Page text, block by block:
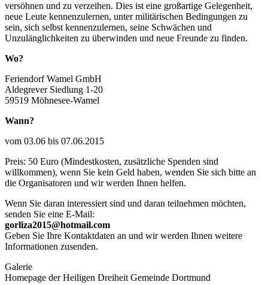
versöhnen und zu verzeihen. Dies ist eine großartige Gelegenheit,
neue Leute kennenzulernen, unter militärischen Bedingungen zu
sein, sich selbst kennenzulernen, seine Schwächen und
Unzulänglichkeiten zu überwinden und neue Freunde zu finden.
Wo?
Feriendorf Wamel GmbH
Aldegrever Siedlung 1-20
59519 Möhnesee-Wamel
Wann?
vom 03.06 bis 07.06.2015
Preis: 50 Euro (Mindestkosten, zusätzliche Spenden sind
willkommen), wenn Sie kein Geld haben, wenden Sie sich bitte an
die Organisatoren und wir werden Ihnen helfen.
Wenn Sie daran interessiert sind und daran teilnehmen möchten,
senden Sie eine E-Mail:
gorliza2015@hotmail.com
Geben Sie Ihre Kontaktdaten an und wir werden Ihnen weitere
Informationen zusenden.
Galerie
Homepage der Heiligen Dreiheit Gemeinde Dortmund